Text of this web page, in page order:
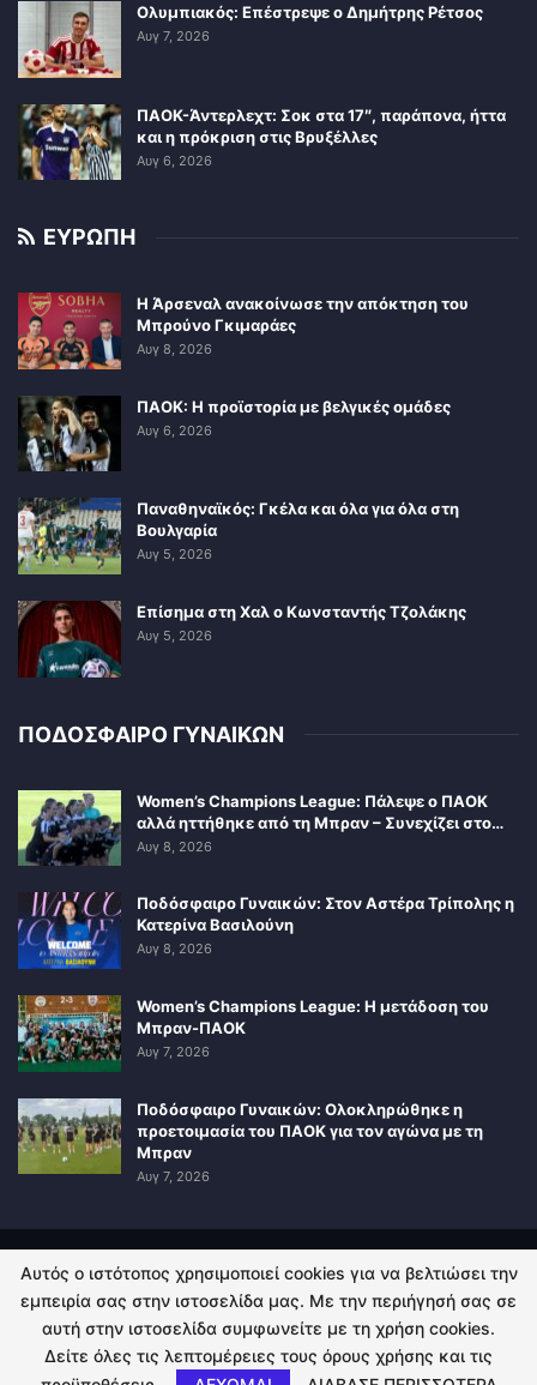
Ολυμπιακός: Επέστρεψε ο Δημήτρης Ρέτσος
Αυγ 7, 2026
ΠΑΟΚ-Άντερλεχτ: Σοκ στα 17″, παράπονα, ήττα
και η πρόκριση στις Βρυξέλλες
Αυγ 6, 2026
ΕΥΡΩΠΗ
Η Άρσεναλ ανακοίνωσε την απόκτηση του
Μπρούνο Γκιμαράες
Αυγ 8, 2026
ΠΑΟΚ: Η προϊστορία με βελγικές ομάδες
Αυγ 6, 2026
Παναθηναϊκός: Γκέλα και όλα για όλα στη
Βουλγαρία
Αυγ 5, 2026
Επίσημα στη Χαλ ο Κωνσταντής Τζολάκης
Αυγ 5, 2026
ΠΟΔΟΣΦΑΙΡΟ ΓΥΝΑΙΚΩΝ
Women’s Champions League: Πάλεψε ο ΠΑΟΚ
αλλά ηττήθηκε από τη Μπραν – Συνεχίζει στο…
Αυγ 8, 2026
Ποδόσφαιρο Γυναικών: Στον Αστέρα Τρίπολης η
Κατερίνα Βασιλούνη
Αυγ 8, 2026
Women’s Champions League: Η μετάδοση του
Μπραν-ΠΑΟΚ
Αυγ 7, 2026
Ποδόσφαιρο Γυναικών: Ολοκληρώθηκε η
προετοιμασία του ΠΑΟΚ για τον αγώνα με τη
Μπραν
Αυγ 7, 2026
ΠΟΛΙΤΙΚΗ ΑΠΟΡΡΗΤΟΥ ΕΠΙΚΟΙΝΩΝΙΑ
© 2026 - Kingsport.gr. All Rights Reserved.
Αυτός ο ιστότοπος χρησιμοποιεί cookies για να βελτιώσει την
εμπειρία σας στην ιστοσελίδα μας. Με την περιήγησή σας σε
αυτή στην ιστοσελίδα συμφωνείτε με τη χρήση cookies.
Δείτε όλες τις λεπτομέρειες τους όρους χρήσης και τις